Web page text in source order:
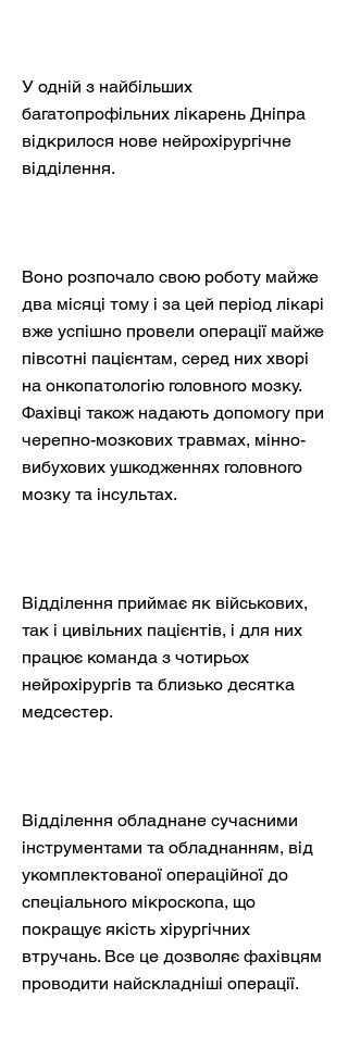
У одній з найбільших
багатопрофільних лікарень Дніпра
відкрилося нове нейрохірургічне
відділення.
Воно розпочало свою роботу майже
два місяці тому і за цей період лікарі
вже успішно провели операції майже
півсотні пацієнтам, серед них хворі
на онкопатологію головного мозку.
Фахівці також надають допомогу при
черепно-мозкових травмах, мінно-
вибухових ушкодженнях головного
мозку та інсультах.
Відділення приймає як військових,
так і цивільних пацієнтів, і для них
працює команда з чотирьох
нейрохірургів та близько десятка
медсестер.
Відділення обладнане сучасними
інструментами та обладнанням, від
укомплектованої операційної до
спеціального мікроскопа, що
покращує якість хірургічних
втручань. Все це дозволяє фахівцям
проводити найскладніші операції.